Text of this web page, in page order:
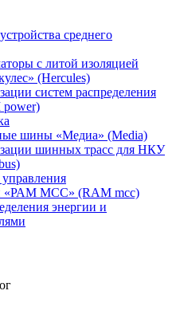
среднего
с литой изоляцией
(Hercules)
систем распределения
шины «Медиа» (Media)
шинных трасс для НКУ
«РАМ МСС» (RAM mcc)
энергии и